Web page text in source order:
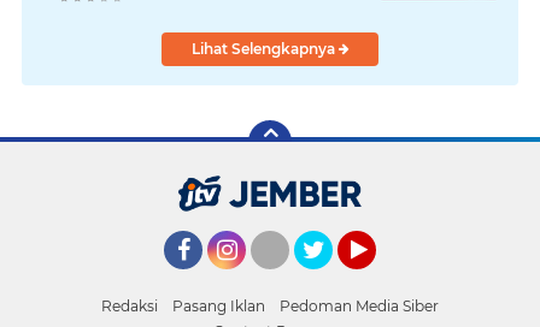
Lihat Selengkapnya
Redaksi Pasang Iklan
Pedoman Media Siber